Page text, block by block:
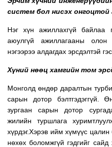
систем бол нисэх онгоцтой
Нэг хүн ажиллахгүй байлаа
аюулгүй ажиллагааны олон
нэгээрээ алдагдах эрсдэлтэй
Хүний нөөц хамгийн том
Монголд өндөр даралтын
сарын дотор бэлтгэдэггүй.
зургаан сарын дотор
жилийн туршлага
хүрдэг.Хэрэв ийм хүмүүс
нөхөх боломжгүй гэдгийг